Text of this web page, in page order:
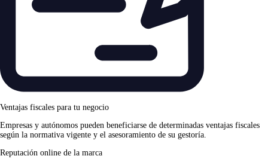
Ventajas fiscales para tu negocio
Empresas y autónomos pueden beneficiarse de determinadas ventajas fiscales
según la normativa vigente y el asesoramiento de su gestoría.
Reputación online de la marca